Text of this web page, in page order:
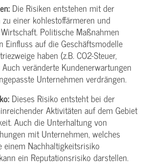
Die Risiken entstehen mit der
einer kohlestoffärmeren und
Politische Maßnahmen
Einfluss auf die Geschäftsmodelle
haben (z.B. CO2-Steuer,
veränderte Kundenerwartungen
Unternehmen verdrängen.
Dieses Risiko entsteht bei der
Aktivitäten auf dem Gebiet
Auch die Unterhaltung von
mit Unternehmen, welches
einem Nachhaltigkeitsrisiko
ein Reputationsrisiko darstellen.